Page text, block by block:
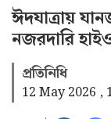
ঈদযাত্রায়
নজরদারি
প্রতিনিধি
12 May 2026 ,